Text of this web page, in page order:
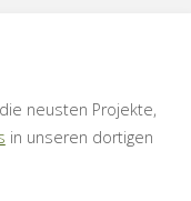
neusten Projekte,
in unseren dortigen